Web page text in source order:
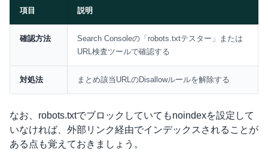
項目 説明
確認方法
Search Consoleの「robots.txtテスター」または
URL検査ツールで確認する
対処法 まとめ該当URLのDisallowルールを解除する
なお、robots.txtでブロックしていてもnoindexを設定して
いなければ、外部リンク経由でインデックスされることが
ある点も覚えておきましょう。